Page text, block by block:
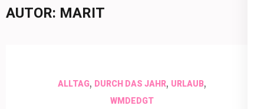
AUTOR: MARIT
ALLTAG, DURCH DAS JAHR, URLAUB,
WMDEDGT